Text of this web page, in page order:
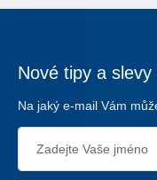
Nové tipy a
Na jaký e-mail Vám